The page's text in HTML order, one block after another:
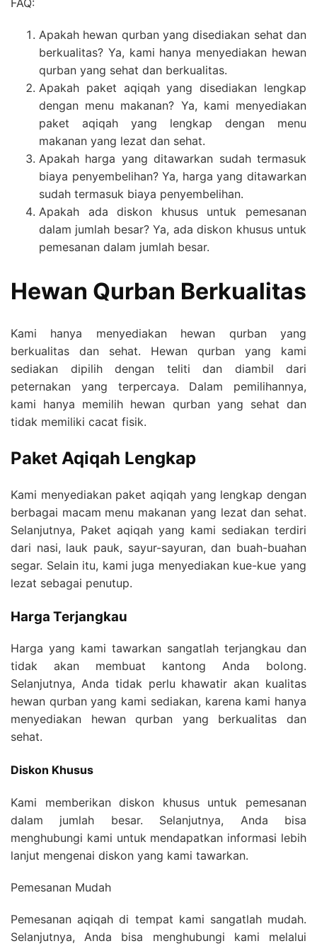
FAQ:
Apakah hewan qurban yang disediakan sehat dan
berkualitas? Ya, kami hanya menyediakan hewan
qurban yang sehat dan berkualitas.
Apakah paket aqiqah yang disediakan lengkap
dengan menu makanan? Ya, kami menyediakan
paket aqiqah yang lengkap dengan menu
makanan yang lezat dan sehat.
Apakah harga yang ditawarkan sudah termasuk
biaya penyembelihan? Ya, harga yang ditawarkan
sudah termasuk biaya penyembelihan.
Apakah ada diskon khusus untuk pemesanan
dalam jumlah besar? Ya, ada diskon khusus untuk
pemesanan dalam jumlah besar.
Hewan Qurban Berkualitas
Kami hanya menyediakan hewan qurban yang
berkualitas dan sehat. Hewan qurban yang kami
sediakan dipilih dengan teliti dan diambil dari
peternakan yang terpercaya. Dalam pemilihannya,
kami hanya memilih hewan qurban yang sehat dan
tidak memiliki cacat fisik.
Paket Aqiqah Lengkap
Kami menyediakan paket aqiqah yang lengkap dengan
berbagai macam menu makanan yang lezat dan sehat.
Selanjutnya, Paket aqiqah yang kami sediakan terdiri
dari nasi, lauk pauk, sayur-sayuran, dan buah-buahan
segar. Selain itu, kami juga menyediakan kue-kue yang
lezat sebagai penutup.
Harga Terjangkau
Harga yang kami tawarkan sangatlah terjangkau dan
tidak akan membuat kantong Anda bolong.
Selanjutnya, Anda tidak perlu khawatir akan kualitas
hewan qurban yang kami sediakan, karena kami hanya
menyediakan hewan qurban yang berkualitas dan
sehat.
Diskon Khusus
Kami memberikan diskon khusus untuk pemesanan
dalam jumlah besar. Selanjutnya, Anda bisa
menghubungi kami untuk mendapatkan informasi lebih
lanjut mengenai diskon yang kami tawarkan.
Pemesanan Mudah
Pemesanan aqiqah di tempat kami sangatlah mudah.
Selanjutnya, Anda bisa menghubungi kami melalui